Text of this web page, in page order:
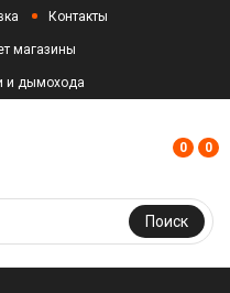
Контакты
магазины
и дымохода
Поиск
0 0